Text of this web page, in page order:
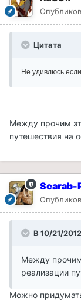
Цитата
Не удивлюсь
Между прочим
путешествия на
Scarab-
В 10/21/
Между прочим
реализации
Можно